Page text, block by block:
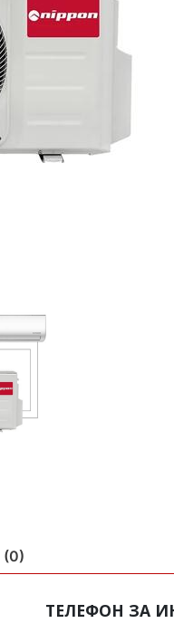
(0)
ТЕЛЕФОН ЗА